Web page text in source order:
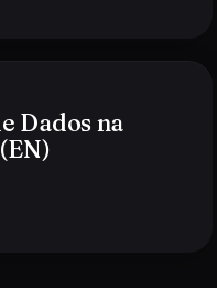
Dados na